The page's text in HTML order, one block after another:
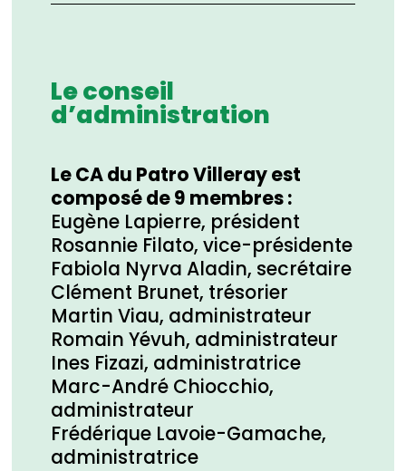
Le conseil
d’administration
Le CA du Patro Villeray est
composé de 9 membres :
Eugène Lapierre, président
Rosannie Filato, vice-présidente
Fabiola Nyrva Aladin, secrétaire
Clément Brunet, trésorier
Martin Viau, administrateur
Romain Yévuh, administrateur
Ines Fizazi, administratrice
Marc-André Chiocchio,
administrateur
Frédérique Lavoie-Gamache,
administratrice